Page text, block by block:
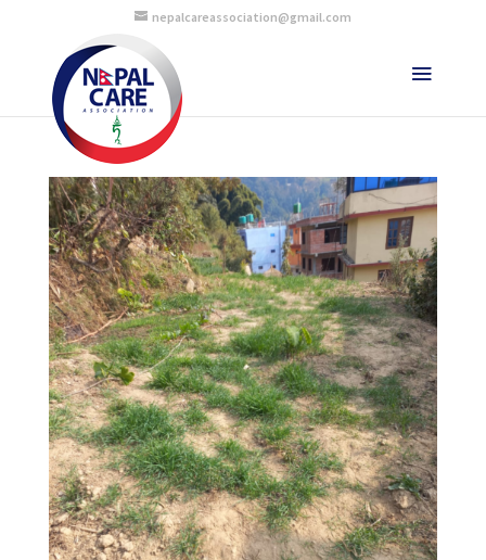
nepalcareassociation@gmail.com